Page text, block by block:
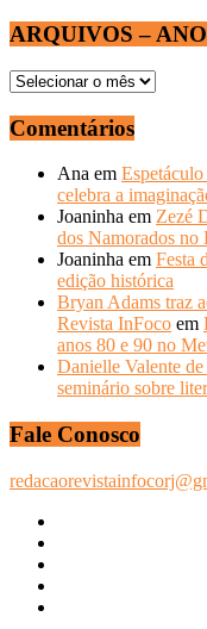
ARQUIVOS –
ARQUIVOS
ANOS
ANTERIORES
Comentários
Ana em
celebra a
Joaninha em Zezé
dos Namorados no
Joaninha em Festa
edição histórica
Bryan Adams traz
Revista InFoco em
anos 80 e 90 no
Danielle Valente
seminário sobre
Fale Conosco